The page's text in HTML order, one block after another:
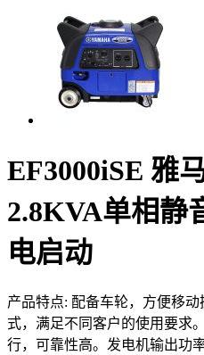
EF3000iSE 雅
2.8KVA单相静
电启动
产品特点: 配备车轮，方便移
式，满足不同客户的使用要求
行，可靠性高。发电机输出功